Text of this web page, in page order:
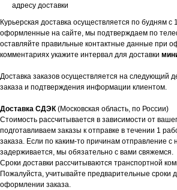
адресу доставки
Курьерская доставка осуществляется по будням с
оформленные на сайте, мы подтверждаем по
оставляйте правильные контактные данные при
комментариях укажите интервал для доставки
Доставка заказов осуществляется на следующий
заказа и подтверждения информации клиентом.
Доставка СДЭК(Московская область, по России)
Стоимость рассчитывается в зависимости от
подготавливаем заказы к отправке в течении 1
заказа. Если по каким-то причинам отправление
задерживается, мы обязательно с вами свяжемся.
Сроки доставки рассчитываются транспортной
Пожалуйста, учитывайте предварительные сроки
оформлении заказа.